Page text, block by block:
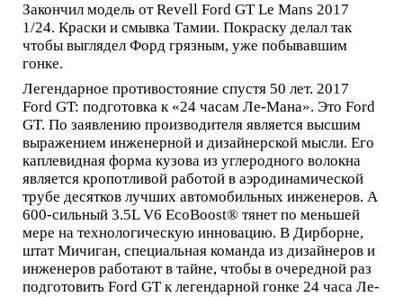
Закончил модель от Revell Ford GT Le Mans 2017
1/24. Краски и смывка Тамии. Покраску делал так
чтобы выглядел Форд грязным, уже побывавшим
гонке.
Легендарное противостояние спустя 50 лет. 2017
Ford GT: подготовка к «24 часам Ле-Мана». Это Ford
GT. По заявлению производителя является высшим
выражением инженерной и дизайнерской мысли. Его
каплевидная форма кузова из углеродного волокна
является кропотливой работой в аэродинамической
трубе десятков лучших автомобильных инженеров. А
600-сильный 3.5L V6 EcoBoost® тянет по меньшей
мере на технологическую инновацию. В Дирборне,
штат Мичиган, специальная команда из дизайнеров и
инженеров работают в тайне, чтобы в очередной раз
подготовить Ford GT к легендарной гонке 24 часа Ле-